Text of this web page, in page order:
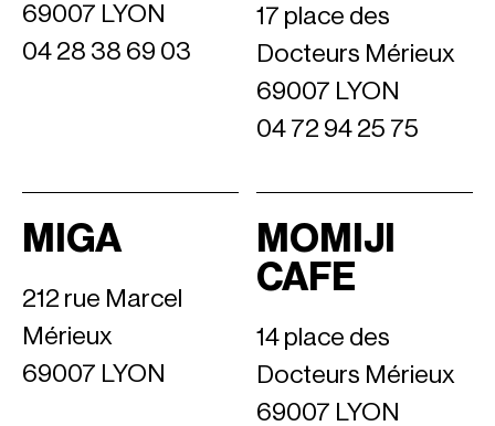
69007 LYON
04 28 38 69 03
17 place des
Docteurs Mérieux
69007 LYON
04 72 94 25 75
MIGA
212 rue Marcel
Mérieux
69007 LYON
MOMIJI
CAFE
14 place des
Docteurs Mérieux
69007 LYON